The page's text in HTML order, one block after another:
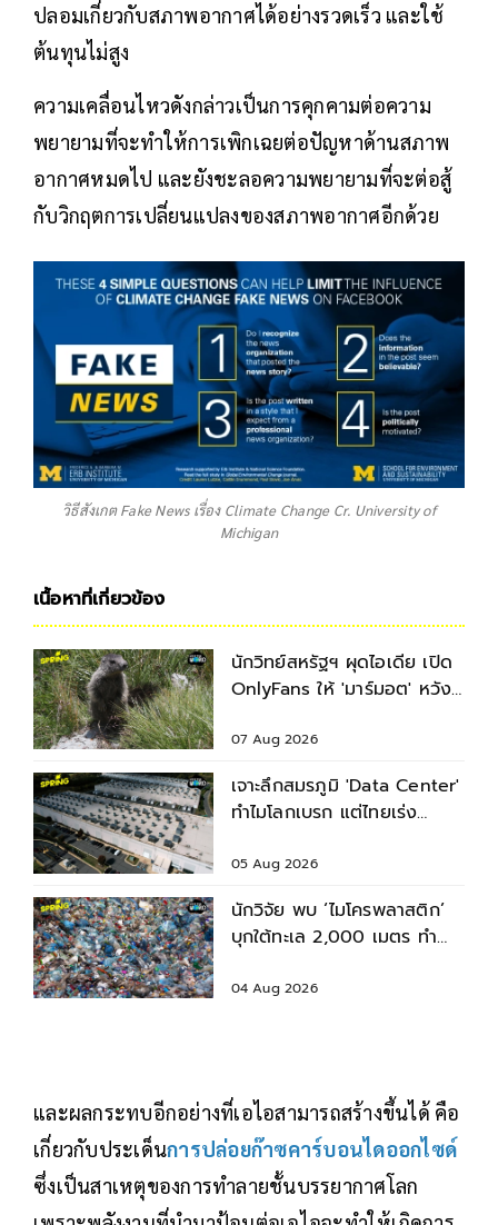
ปลอมเกี่ยวกับสภาพอากาศได้อย่างรวดเร็ว และใช้
ต้นทุนไม่สูง
ความเคลื่อนไหวดังกล่าวเป็นการคุกคามต่อความ
พยายามที่จะทำให้การเพิกเฉยต่อปัญหาด้านสภาพ
อากาศหมดไป และยังชะลอความพยายามที่จะต่อสู้
กับวิกฤตการเปลี่ยนแปลงของสภาพอากาศอีกด้วย
วิธีสังเกต Fake News เรื่อง Climate Change Cr. University of
Michigan
เนื้อหาที่เกี่ยวข้อง
นักวิทย์สหรัฐฯ ผุดไอเดีย เปิด
OnlyFans ให้ 'มาร์มอต' หวัง
07 Aug 2026
เจาะลึกสมรภูมิ 'Data Center'
ทำไมโลกเบรก แต่ไทยเร่ง
05 Aug 2026
นักวิจัย พบ ‘ไมโครพลาสติก’
บุกใต้ทะเล 2,000 เมตร ทำ
04 Aug 2026
และผลกระทบอีกอย่างที่เอไอสามารถสร้างขึ้นได้ คือ
เกี่ยวกับประเด็นการปล่อยก๊าซคาร์บอนไดออกไซด์
ซึ่งเป็นสาเหตุของการทำลายชั้นบรรยากาศโลก